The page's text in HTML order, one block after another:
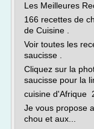
Les Meilleures
166 recettes de
de Cuisine .
Voir toutes les
saucisse .
Cliquez sur la
saucisse pour la
cuisine d'Afrique
Je vous propose
chou et aux...